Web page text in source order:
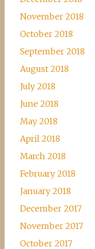
November 2018
October 2018
September 2018
August 2018
July 2018
June 2018
May 2018
April 2018
March 2018
February 2018
January 2018
December 2017
November 2017
October 2017